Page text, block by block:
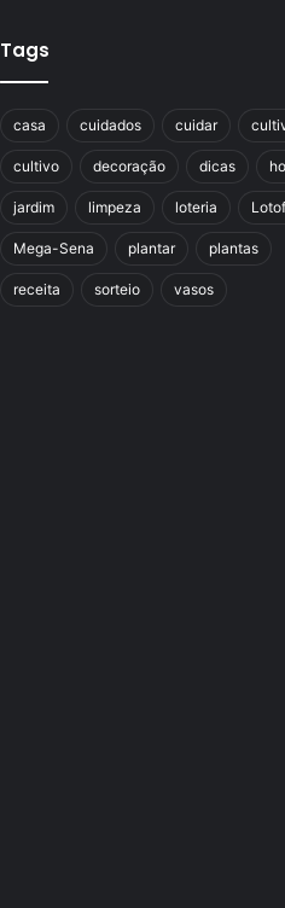
Tags
casa cuidados cuidar
cultivo decoração dicas
jardim limpeza loteria
Mega-Sena plantar plantas
receita sorteio vasos